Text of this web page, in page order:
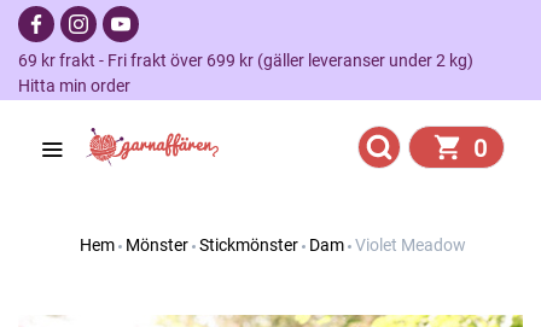
69 kr frakt - Fri frakt över 699 kr (gäller leveranser under 2 kg)
Hitta min order
0
Hem Mönster Stickmönster Dam Violet Meadow